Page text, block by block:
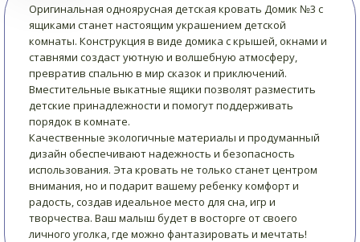
Оригинальная одноярусная детская кровать Домик №3 с
ящиками станет настоящим украшением детской
комнаты. Конструкция в виде домика с крышей, окнами и
ставнями создаст уютную и волшебную атмосферу,
превратив спальню в мир сказок и приключений.
Вместительные выкатные ящики позволят разместить
детские принадлежности и помогут поддерживать
порядок в комнате.
Качественные экологичные материалы и продуманный
дизайн обеспечивают надежность и безопасность
использования. Эта кровать не только станет центром
внимания, но и подарит вашему ребенку комфорт и
радость, создав идеальное место для сна, игр и
творчества. Ваш малыш будет в восторге от своего
личного уголка, где можно фантазировать и мечтать!